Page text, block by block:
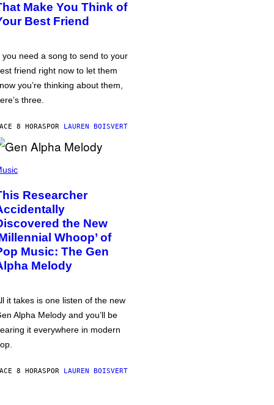
Make You Think of
Best Friend
you need a song to send to your
friend right now to let them
you’re thinking about them,
three.
8 HORASPOR LAUREN BOISVERT
Researcher
the New
Whoop’ of
Music: The Gen
Melody
it takes is one listen of the new
Alpha Melody and you’ll be
it everywhere in modern
8 HORASPOR LAUREN BOISVERT